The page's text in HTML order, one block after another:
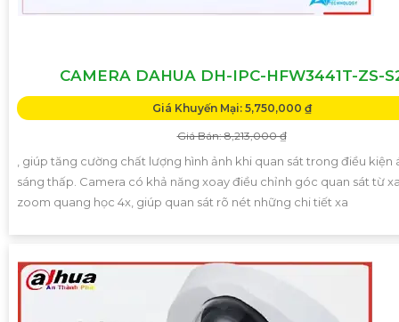
CAMERA DAHUA DH-IPC-HFW3441T-ZS-
Giá Khuyến Mại: 5,750,000 ₫
Giá Bán: 8,213,000 ₫
, giúp tăng cường chất lượng hình ảnh khi quan sát trong điều kiện
sáng thấp. Camera có khả năng xoay điều chỉnh góc quan sát từ
zoom quang học 4x, giúp quan sát rõ nét những chi tiết xa